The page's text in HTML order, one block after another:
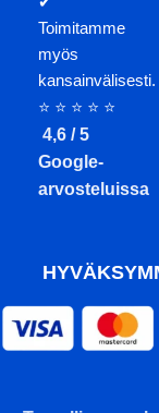
Toimitamme
myös
kansainvälisesti.
⭐ ⭐ ⭐ ⭐ ⭐
4,6 / 5
Google-
arvosteluissa